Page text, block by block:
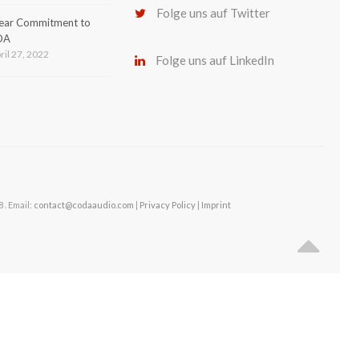
Commitment to
27, 2022
Folge uns auf Twitter
Folge uns auf LinkedIn
. Email: contact@codaaudio.com | Privacy Policy | Imprint